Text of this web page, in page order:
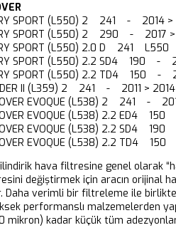
SPORT (L550) 2 241 - 2014
SPORT (L550) 2 290 - 2017
SPORT (L550) 2.0 D 241
SPORT (L550) 2.2 SD4 190 -
SPORT (L550) 2.2 TD4 150 -
II (L359) 2 241 - 2011 >
EVOQUE (L538) 2 241 -
EVOQUE (L538) 2.2 ED4
EVOQUE (L538) 2.2 SD4
EVOQUE (L538) 2.2 TD4
hava filtresine genel olarak
değiştirmek için aracın orijinal
Daha verimli bir filtreleme ile birlikte
performanslı malzemelerden
mikron) kadar küçük tüm